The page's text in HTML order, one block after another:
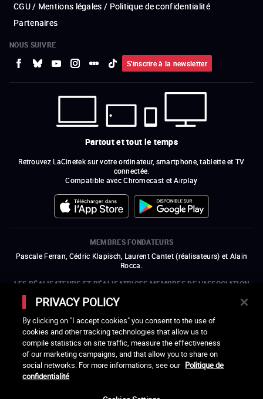
CGU / Mentions légales / Politique de confidentialité
Partenaires
NOUS SUIVRE
S'inscrire à la newsletter
Partout et tout le temps
Retrouvez LaCinetek sur votre ordinateur, smartphone, tablette et TV
connectée.
Compatible avec Chromecast et Airplay
MEMBRES FONDATEURS
Pascale Ferran, Cédric Klapisch, Laurent Cantet (réalisateurs) et Alain
Rocca.
LES RÉALISATEURS ET RÉALISATRICES MEMBRES DE L'ASSOCIATION
Olivier Assayas, Bertrand Bonello, Michel Hazanavicius (représentant de
l'ARP), Rebecca Zlotowski et Mikael Buch (représentant de la SRF)
LES ORGANISMES MEMBRES DE L'ASSOCIATION LA CINÉMATHÈQUE
DES CINÉASTES
PRIVACY POLICY
By clicking on "I accept cookies" you consent to the use of
cookies and other tracking technologies that allow us to
compile statistics on site traffic, measure the effectiveness
of our marketing campaigns, and that allow you to share on
social networks. For more informations, see our Politique de
confidentialité